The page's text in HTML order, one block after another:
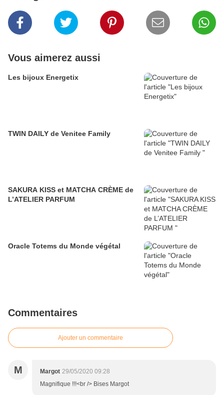
Vous aimerez aussi
Les bijoux Energetix
TWIN DAILY de Venitee Family
SAKURA KISS et MATCHA CRÈME de
L’ATELIER PARFUM
Oracle Totems du Monde végétal
Commentaires
Ajouter un commentaire
M Margot 29/05/2020 09:28
Magnifique !!!<br /> Bises Margot